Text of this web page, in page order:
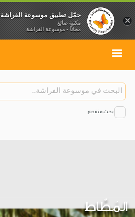
بحث متقدم
المَطّاط
×
حمّل تطبيق موسوعة الفراشة
مكتبة صائغ
مجاناً - موسوعة الفراشة